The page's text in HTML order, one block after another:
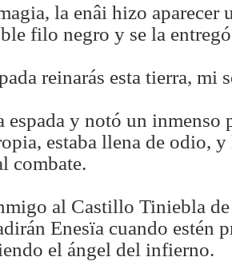
la enâi hizo aparecer
filo negro y se la
reinarás esta tierra, mi
espada y notó un inmenso
estaba llena de odio,
combate.
al Castillo Tiniebla
Enesïa cuando estén
el ángel del infierno.